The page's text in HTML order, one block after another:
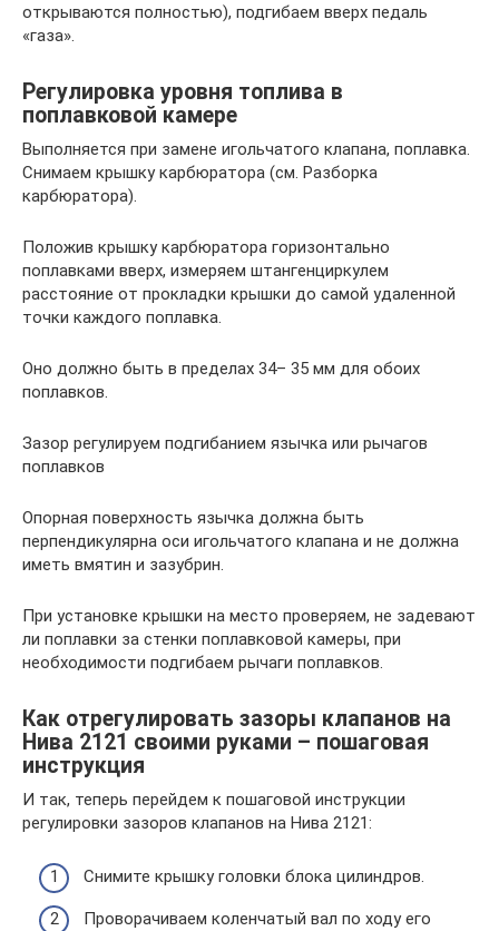
открываются полностью), подгибаем вверх педаль
«газа».
Регулировка уровня топлива в
поплавковой камере
Выполняется при замене игольчатого клапана, поплавка.
Снимаем крышку карбюратора (см. Разборка
карбюратора).
Положив крышку карбюратора горизонтально
поплавками вверх, измеряем штангенциркулем
расстояние от прокладки крышки до самой удаленной
точки каждого поплавка.
Оно должно быть в пределах 34– 35 мм для обоих
поплавков.
Зазор регулируем подгибанием язычка или рычагов
поплавков
Опорная поверхность язычка должна быть
перпендикулярна оси игольчатого клапана и не должна
иметь вмятин и зазубрин.
При установке крышки на место проверяем, не задевают
ли поплавки за стенки поплавковой камеры, при
необходимости подгибаем рычаги поплавков.
Как отрегулировать зазоры клапанов на
Нива 2121 своими руками – пошаговая
инструкция
И так, теперь перейдем к пошаговой инструкции
регулировки зазоров клапанов на Нива 2121:
Снимите крышку головки блока цилиндров.
Проворачиваем коленчатый вал по ходу его